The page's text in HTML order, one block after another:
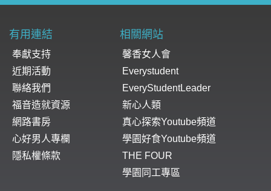
有用連結 相關網站
奉獻支持
近期活動
聯絡我們
福音造就資源
網路書房
心好男人專欄
隱私權條款
馨香女人會
Everystudent
EveryStudentLeader
新心人類
真心探索Youtube頻道
學園好食Youtube頻道
THE FOUR
學園同工專區